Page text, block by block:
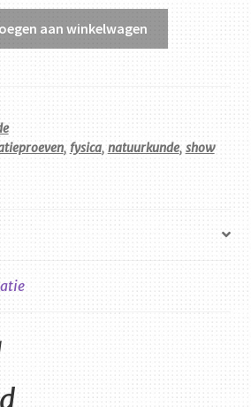
aan winkelwagen
, fysica, natuurkunde, show